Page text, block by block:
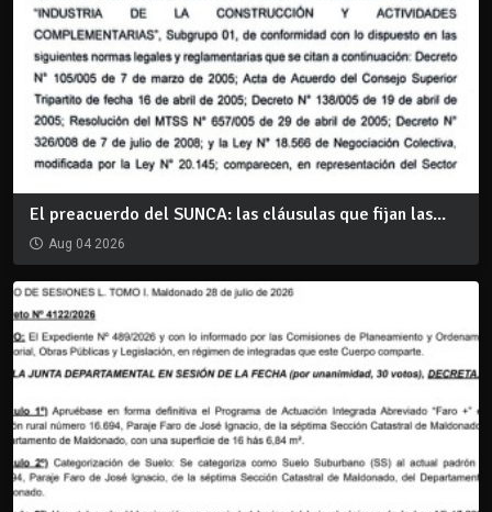
El preacuerdo del SUNCA: las cláusulas que fijan las...
Aug 04 2026